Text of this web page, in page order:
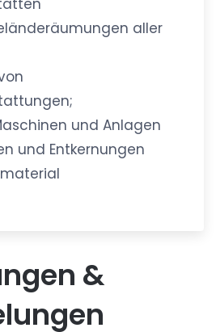
aller
und Anlagen
und Entkernungen
&